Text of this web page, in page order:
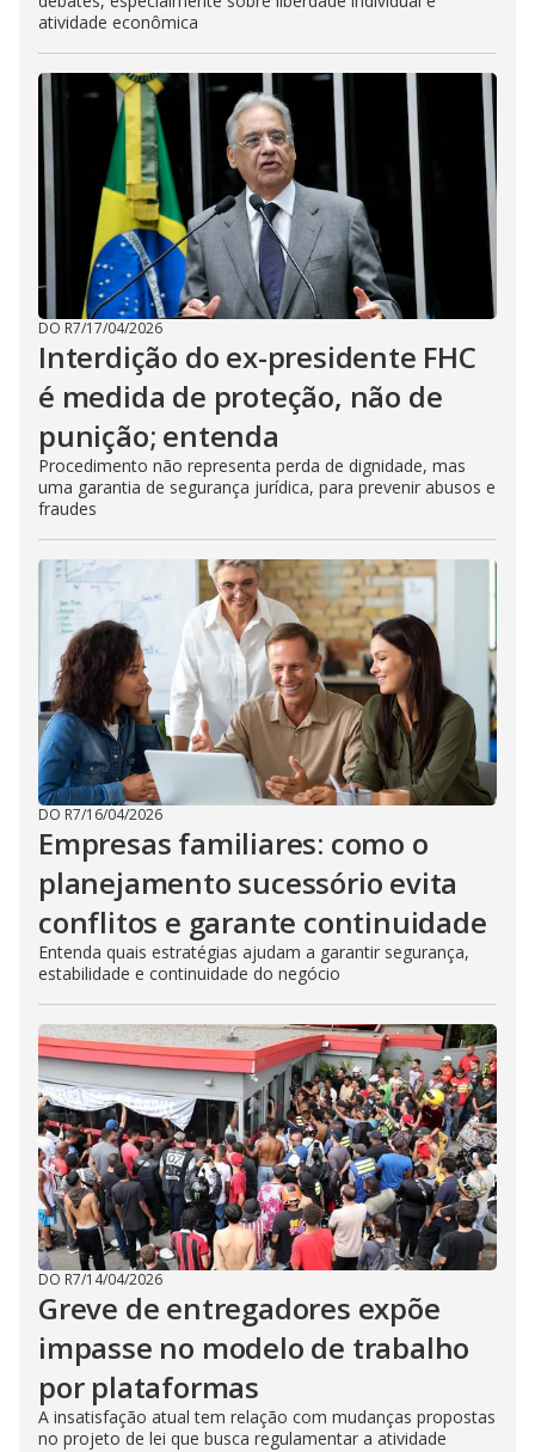
atividade econômica
DO R7/17/04/2026
Interdição do ex-presidente FHC
é medida de proteção, não de
punição; entenda
Procedimento não representa perda de dignidade, mas
uma garantia de segurança jurídica, para prevenir abusos e
fraudes
DO R7/16/04/2026
Empresas familiares: como o
planejamento sucessório evita
conflitos e garante continuidade
Entenda quais estratégias ajudam a garantir segurança,
estabilidade e continuidade do negócio
DO R7/14/04/2026
Greve de entregadores expõe
impasse no modelo de trabalho
por plataformas
A insatisfação atual tem relação com mudanças propostas
no projeto de lei que busca regulamentar a atividade